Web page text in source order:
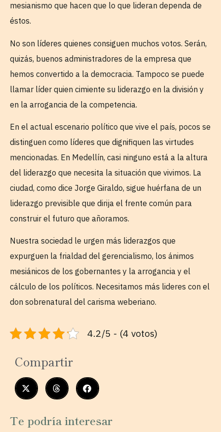
mesianismo que hacen que lo que lideran dependa de
éstos.
No son líderes quienes consiguen muchos votos. Serán,
quizás, buenos administradores de la empresa que
hemos convertido a la democracia. Tampoco se puede
llamar líder quien cimiente su liderazgo en la división y
en la arrogancia de la competencia.
En el actual escenario político que vive el país, pocos se
distinguen como líderes que dignifiquen las virtudes
mencionadas. En Medellín, casi ninguno está a la altura
del liderazgo que necesita la situación que vivimos. La
ciudad, como dice Jorge Giraldo, sigue huérfana de un
liderazgo previsible que dirija el frente común para
construir el futuro que añoramos.
Nuestra sociedad le urgen más liderazgos que
expurguen la frialdad del gerencialismo, los ánimos
mesiánicos de los gobernantes y la arrogancia y el
cálculo de los políticos. Necesitamos más lideres con el
don sobrenatural del carisma weberiano.
4.2/5 - (4 votos)
Compartir
Te podría interesar